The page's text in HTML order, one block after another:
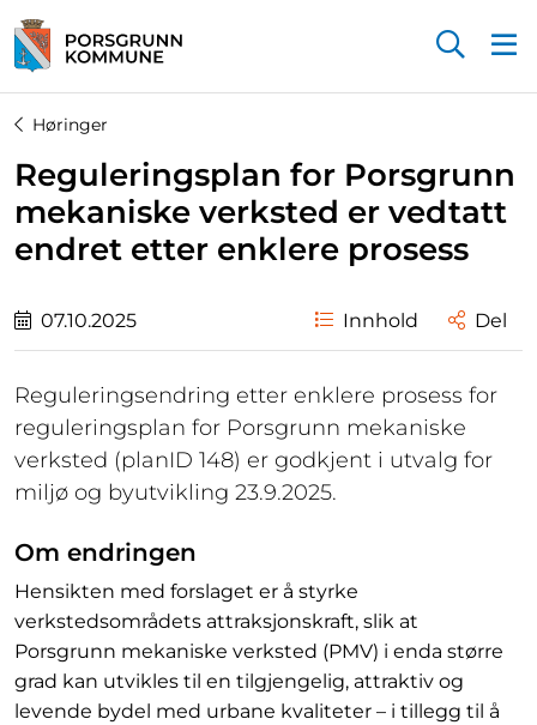
Høringer
Reguleringsplan for Porsgrunn
mekaniske verksted er vedtatt
endret etter enklere prosess
07.10.2025 Innhold Del
Reguleringsendring etter enklere prosess for
reguleringsplan for Porsgrunn mekaniske
verksted (planID 148) er godkjent i utvalg for
miljø og byutvikling 23.9.2025.
Om endringen
Hensikten med forslaget er å styrke
verkstedsområdets attraksjonskraft, slik at
Porsgrunn mekaniske verksted (PMV) i enda større
grad kan utvikles til en tilgjengelig, attraktiv og
levende bydel med urbane kvaliteter – i tillegg til å